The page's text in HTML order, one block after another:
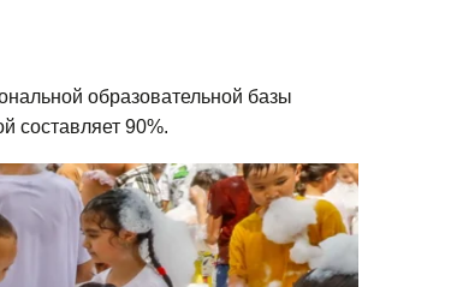
образовательной базы
составляет 90%.